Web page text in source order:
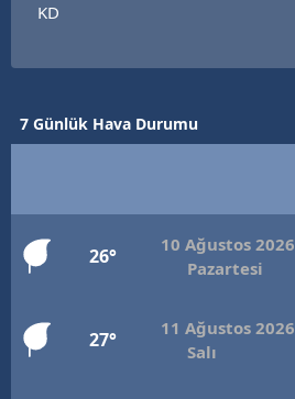
KD
7 Günlük Hava Durumu
26°
10 Ağustos 2026
Pazartesi
27°
11 Ağustos 2026
Salı